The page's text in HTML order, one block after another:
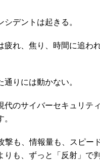
シデントは起きる。
疲れ、焦り、時間に追わ
通りには動かない。
代のサイバーセキュリテ
撃も、情報量も、スピー
りも、ずっと「反射」で